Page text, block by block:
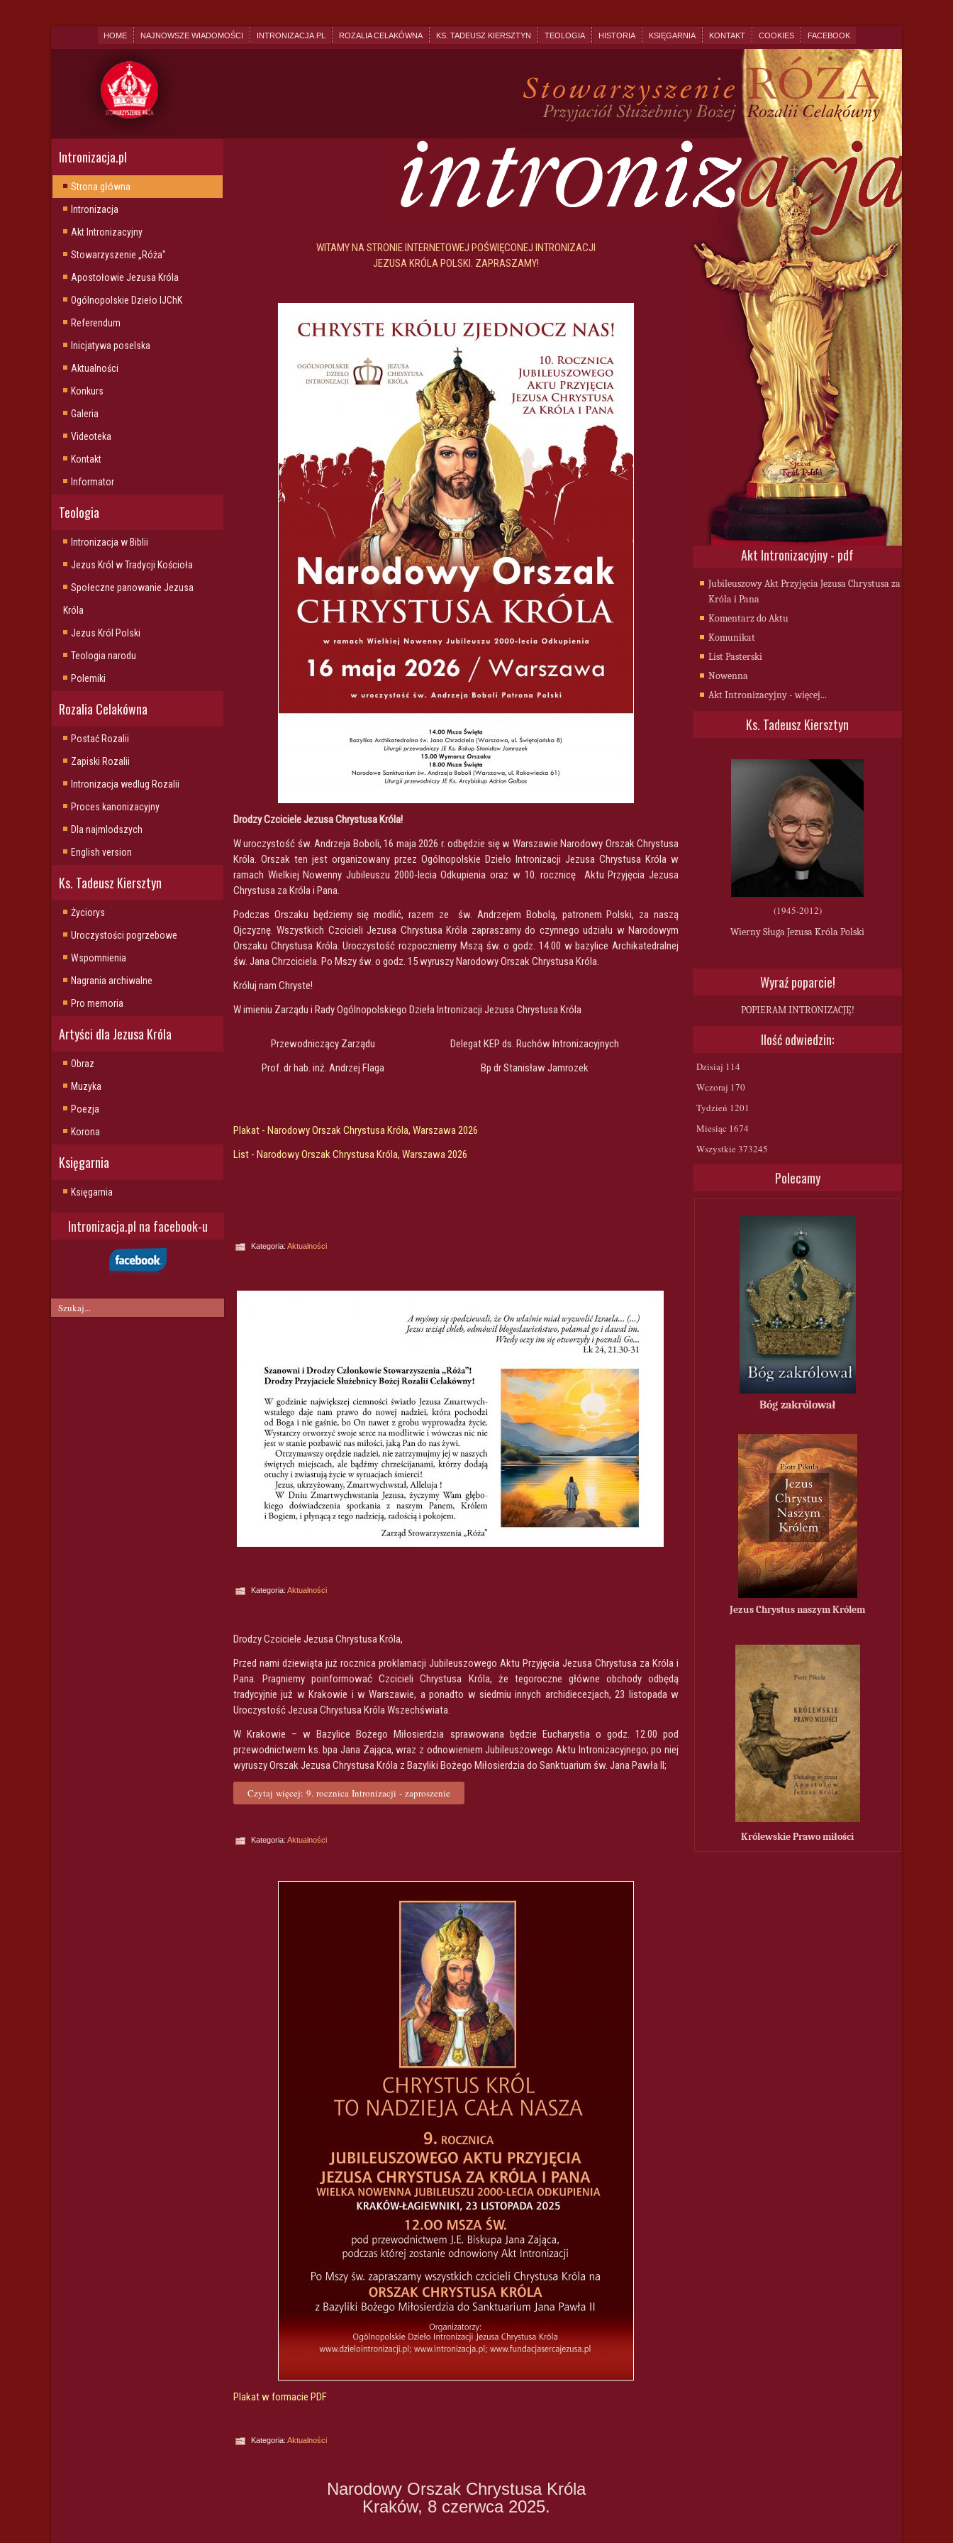
HOME NAJNOWSZE WIADOMOŚCI INTRONIZACJA.PL ROZALIA CELAKÓWNA KS. TADEUSZ KIERSZTYN TEOLOGIA HISTORIA KSIĘGARNIA KONTAKT COOKIES FACEBOOK
Intronizacja.pl
Strona główna
Intronizacja
Akt Intronizacyjny
Stowarzyszenie „Róża"
Apostołowie Jezusa Króla
Ogólnopolskie Dzieło IJChK
Referendum
Inicjatywa poselska
Aktualności
Konkurs
Galeria
Videoteka
Kontakt
Informator
Teologia
Intronizacja w Biblii
Jezus Król w Tradycji Kościoła
Społeczne panowanie Jezusa
Króla
Jezus Król Polski
Teologia narodu
Polemiki
Rozalia Celakówna
Postać Rozalii
Zapiski Rozalii
Intronizacja wedlug Rozalii
Proces kanonizacyjny
Dla najmlodszych
English version
Ks. Tadeusz Kiersztyn
Życiorys
Uroczystości pogrzebowe
Wspomnienia
Nagrania archiwalne
Pro memoria
Artyści dla Jezusa Króla
Obraz
Muzyka
Poezja
Korona
Księgarnia
Księgarnia
Intronizacja.pl na facebook-u
WITAMY NA STRONIE INTERNETOWEJ POŚWIĘCONEJ INTRONIZACJI
JEZUSA KRÓLA POLSKI. ZAPRASZAMY!
Drodzy Czciciele Jezusa Chrystusa Króla!
W uroczystość św. Andrzeja Boboli, 16 maja 2026 r. odbędzie się w Warszawie Narodowy Orszak Chrystusa
Króla. Orszak ten jest organizowany przez Ogólnopolskie Dzieło Intronizacji Jezusa Chrystusa Króla w
ramach Wielkiej Nowenny Jubileuszu 2000-lecia Odkupienia oraz w 10. rocznicę Aktu Przyjęcia Jezusa
Chrystusa za Króla i Pana.
Podczas Orszaku będziemy się modlić, razem ze św. Andrzejem Bobolą, patronem Polski, za naszą
Ojczyznę. Wszystkich Czcicieli Jezusa Chrystusa Króla zapraszamy do czynnego udziału w Narodowym
Orszaku Chrystusa Króla. Uroczystość rozpoczniemy Mszą św. o godz. 14.00 w bazylice Archikatedralnej
św. Jana Chrzciciela. Po Mszy św. o godz. 15 wyruszy Narodowy Orszak Chrystusa Króla.
Króluj nam Chryste!
W imieniu Zarządu i Rady Ogólnopolskiego Dzieła Intronizacji Jezusa Chrystusa Króla
Przewodniczący Zarządu
Prof. dr hab. inż. Andrzej Flaga
Delegat KEP ds. Ruchów Intronizacyjnych
Bp dr Stanisław Jamrozek
Plakat - Narodowy Orszak Chrystusa Króla, Warszawa 2026
List - Narodowy Orszak Chrystusa Króla, Warszawa 2026
Kategoria: Aktualności
Kategoria: Aktualności
Drodzy Czciciele Jezusa Chrystusa Króla,
Przed nami dziewiąta już rocznica proklamacji Jubileuszowego Aktu Przyjęcia Jezusa Chrystusa za Króla i
Pana. Pragniemy poinformować Czcicieli Chrystusa Króla, że tegoroczne główne obchody odbędą
tradycyjnie już w Krakowie i w Warszawie, a ponadto w siedmiu innych archidiecezjach, 23 listopada w
Uroczystość Jezusa Chrystusa Króla Wszechświata.
W Krakowie – w Bazylice Bożego Miłosierdzia sprawowana będzie Eucharystia o godz. 12.00 pod
przewodnictwem ks. bpa Jana Zająca, wraz z odnowieniem Jubileuszowego Aktu Intronizacyjnego; po niej
wyruszy Orszak Jezusa Chrystusa Króla z Bazyliki Bożego Miłosierdzia do Sanktuarium św. Jana Pawła II;
Czytaj więcej: 9. rocznica Intronizacji - zaproszenie
Kategoria: Aktualności
Plakat w formacie PDF
Kategoria: Aktualności
Narodowy Orszak Chrystusa Króla
Kraków, 8 czerwca 2025.
Akt Intronizacyjny - pdf
Jubileuszowy Akt Przyjęcia Jezusa Chrystusa za
Króla i Pana
Komentarz do Aktu
Komunikat
List Pasterski
Nowenna
Akt Intronizacyjny - więcej...
Ks. Tadeusz Kiersztyn
(1945-2012)
Wierny Sługa Jezusa Króla Polski
Wyraź poparcie!
POPIERAM INTRONIZACJĘ!
Ilość odwiedzin:
Dzisiaj 114
Wczoraj 170
Tydzień 1201
Miesiąc 1674
Wszystkie 373245
Polecamy
Bóg zakrólował
Jezus Chrystus naszym Królem
Królewskie Prawo miłości